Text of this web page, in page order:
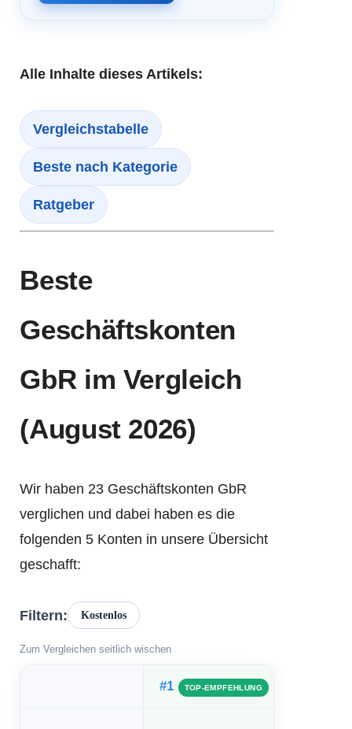
Alle Inhalte dieses Artikels:
Vergleichstabelle
Beste nach Kategorie
Ratgeber
Beste
Geschäftskonten
GbR im Vergleich
(August 2026)
Wir haben 23 Geschäftskonten GbR
verglichen und dabei haben es die
folgenden 5 Konten in unsere Übersicht
geschafft:
Filtern: Kostenlos
Zum Vergleichen seitlich wischen
#1 TOP-EMPFEHLUNG